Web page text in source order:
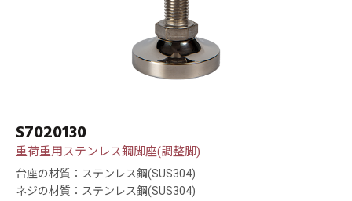
S7020130
重荷重用ステンレス鋼脚座(調整脚)
台座の材質：ステンレス鋼(SUS304)
ネジの材質：ステンレス鋼(SUS304)